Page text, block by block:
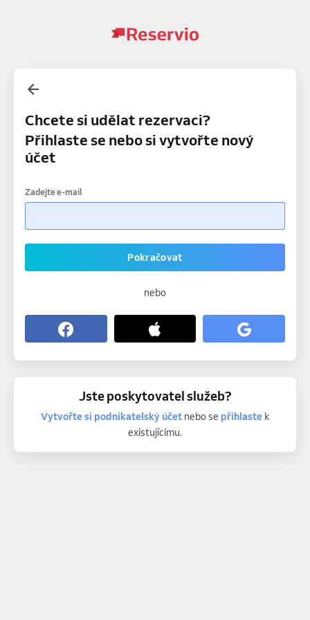
Chcete si udělat rezervaci?
Přihlaste se nebo si vytvořte nový
účet
Zadejte e-mail
Pokračovat
nebo
Jste poskytovatel služeb?
Vytvořte si podnikatelský účetnebo se přihlastek
existujícímu.